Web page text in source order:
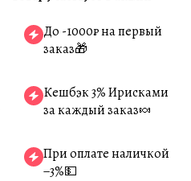
До -1000₽ на первый
заказ🎁
Кешбэк 3% Ирисками
за каждый заказ🍬
При оплате наличкой
−3%💵